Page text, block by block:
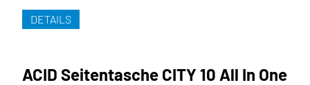
DETAILS
ACID Seitentasche CITY 10 All In One